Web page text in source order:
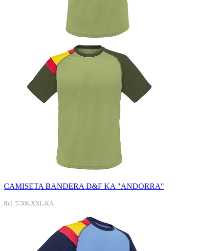
CAMISETA BANDERA D&F KA "ANDORRA"
Ref: T-508-XXL-KA